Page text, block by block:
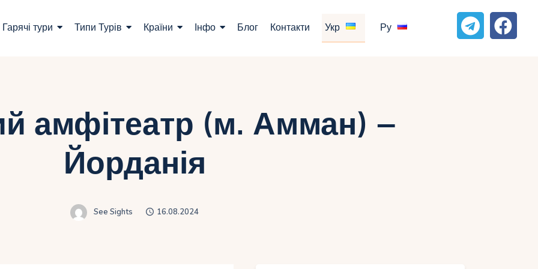
Гарячі тури Типи Турів Країни Інфо Блог Контакти Укр Ру
амфітеатр (м. Амман) –
Йорданія
See Sights 16.08.2024